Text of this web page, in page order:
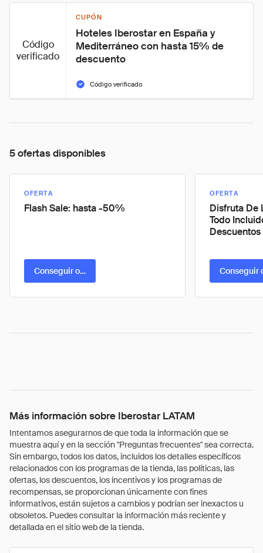
Código
verificado
CUPÓN
Hoteles Iberostar en España y
Mediterráneo con hasta 15% de
descuento
Código verificado
5 ofertas disponibles
OFERTA
Flash Sale: hasta -50%
Conseguir oferta
OFERTA
Disfruta De
Todo
Conseguir
Más información sobre Iberostar LATAM
Intentamos asegurarnos de que toda la información que se
muestra aquí y en la sección "Preguntas frecuentes" sea correcta.
Sin embargo, todos los datos, incluidos los detalles específicos
relacionados con los programas de la tienda, las políticas, las
ofertas, los descuentos, los incentivos y los programas de
recompensas, se proporcionan únicamente con fines
informativos, están sujetos a cambios y podrían ser inexactos u
obsoletos. Puedes consultar la información más reciente y
detallada en el sitio web de la tienda.